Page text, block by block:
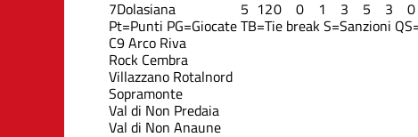
7Dolasiana 5 120 0 1 3 5 3 0
Pt=Punti PG=GiocateTB=Tie breakS=Sanzioni
C9 Arco Riva
Rock Cembra
Villazzano Rotalnord
Sopramonte
Val di Non Predaia
Val di Non Anaune